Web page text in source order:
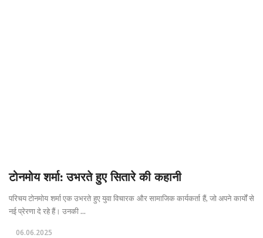
टोनमोय शर्मा: उभरते हुए सितारे की कहानी
परिचय टोनमोय शर्मा एक उभरते हुए युवा विचारक और सामाजिक कार्यकर्ता हैं, जो अपने कार्यों से
नई प्रेरणा दे रहे हैं। उनकी ...
06.06.2025